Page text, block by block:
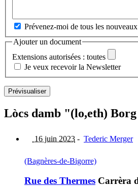
Prévenez-moi de tous les
Ajouter un document
Extensions autorisées : toutes
Je veux recevoir la Newsletter
Lòcs damb "(lo,eth)
16 juin 2023 - Tederic Merger
(Bagnères-de-Bigorre)
Rue des Thermes Carrèra